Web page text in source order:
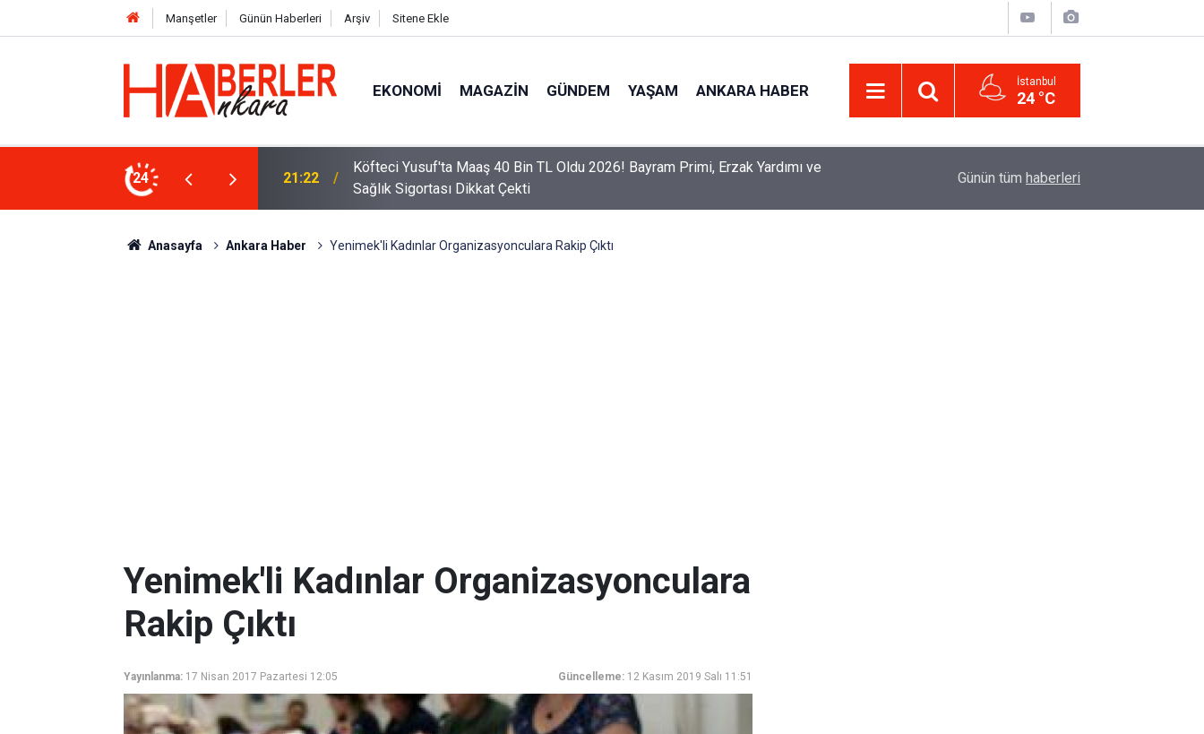
Manşetler Günün Haberleri Arşiv Sitene Ekle
EKONOMI MAGAZIN GÜNDEM YAŞAM ANKARA HABER İstanbul
24 °C
24
2026! Bayram Primi, Erzak Yardımı ve
12:33 Sürücüler Dikkat! Yeni Dönemde 3 İhlal Ehliyet İptaline Neden Olacak
Uzadı, Ödeme Kuralları Değişti
Günün tüm haberleri
Anasayfa Ankara Haber Yenimek'li Kadınlar Organizasyonculara Rakip Çıktı
Yenimek'li Kadınlar Organizasyonculara
Rakip Çıktı
Yayınlanma: 17 Nisan 2017 Pazartesi 12:05 Güncelleme: 12 Kasım 2019 Salı 11:51